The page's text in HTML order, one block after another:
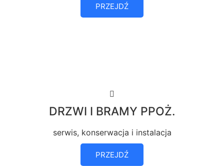
PRZEJDŹ
DRZWI I BRAMY PPOŻ.
serwis, konserwacja i instalacja
PRZEJDŹ